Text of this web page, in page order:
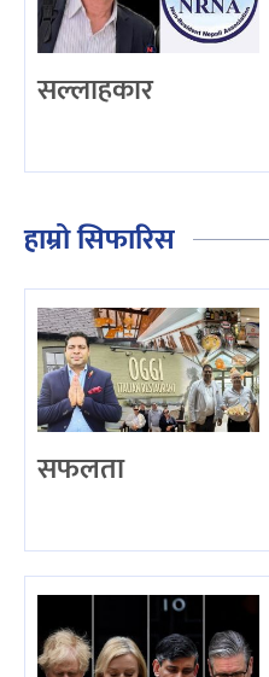
सल्लाहकार
हाम्रो सिफारिस
सफलता